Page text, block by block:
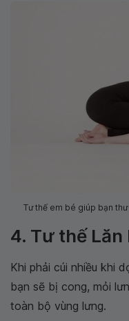
Tư thế em bé giúp bạn
4. Tư thế
Khi phải cúi nhiều khi
bạn sẽ bị cong, mỏi
toàn bộ vùng lưng.